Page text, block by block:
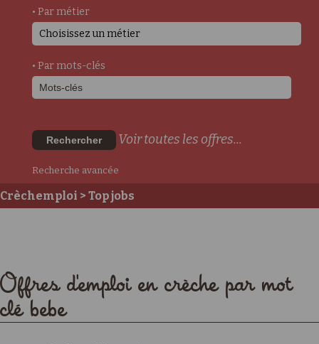
• Par métier
Choisissez un métier
• Par mots-clés
Rechercher Voir toutes les offres...
Recherche avancée
Crèchemploi > Top jobs
Offres d'emploi en crèche par mot
clé bebe